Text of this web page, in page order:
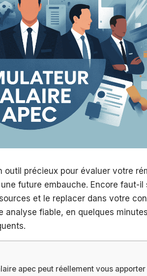
outil précieux pour évaluer votre
future embauche. Encore faut-il
et le replacer dans votre
analyse fiable, en quelques
apec peut réellement vous apporter